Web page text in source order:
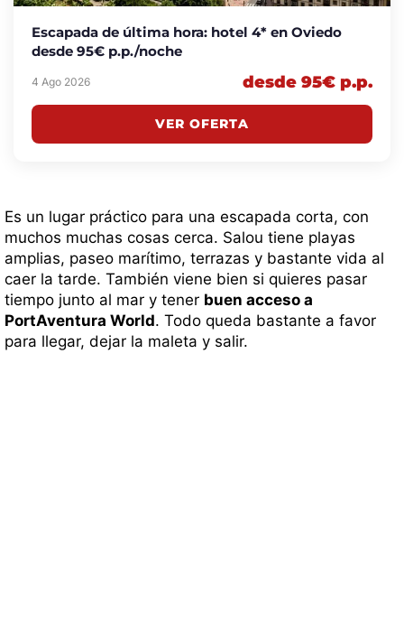
Escapada de última hora: hotel 4* en Oviedo
desde 95€ p.p./noche
4 Ago 2026 desde 95€ p.p.
VER OFERTA
Es un lugar práctico para una escapada corta, con
muchos muchas cosas cerca. Salou tiene playas
amplias, paseo marítimo, terrazas y bastante vida al
caer la tarde. También viene bien si quieres pasar
tiempo junto al mar y tener buen acceso a
PortAventura World. Todo queda bastante a favor
para llegar, dejar la maleta y salir.